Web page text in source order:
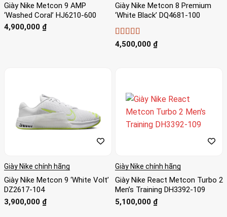
Giày Nike Metcon 9 AMP
‘Washed Coral’ HJ6210-600
4,900,000 ₫
Giày Nike Metcon 8 Premium
‘White Black’ DQ4681-100
Được xếp
4,500,000 ₫
Giày Nike chính hãng
Giày Nike Metcon 9 ‘White Volt’
DZ2617-104
3,900,000 ₫
Giày Nike chính hãng
Giày Nike React Metcon Turbo 2
Men’s Training DH3392-109
5,100,000 ₫